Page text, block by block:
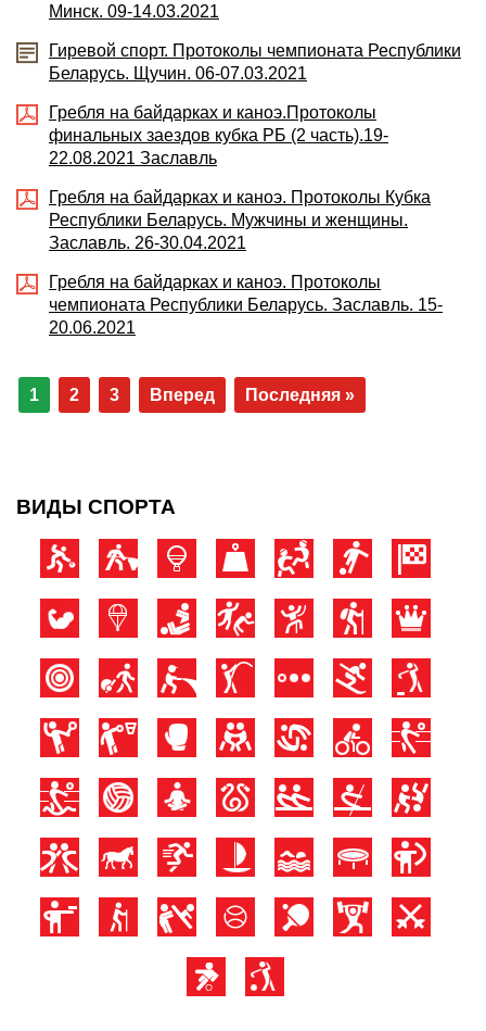
Минск. 09-14.03.2021
Гиревой спорт. Протоколы чемпионата Республики
Беларусь. Щучин. 06-07.03.2021
Гребля на байдарках и каноэ.Протоколы
финальных заездов кубка РБ (2 часть).19-
22.08.2021 Заславль
Гребля на байдарках и каноэ. Протоколы Кубка
Республики Беларусь. Мужчины и женщины.
Заславль. 26-30.04.2021
Гребля на байдарках и каноэ. Протоколы
чемпионата Республики Беларусь. Заславль. 15-
20.06.2021
1 2 3 Вперед Последняя »
ВИДЫ СПОРТА